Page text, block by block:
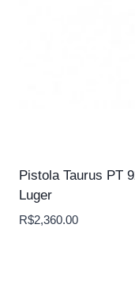
Pistola Taurus PT
Luger
R$2,360.00